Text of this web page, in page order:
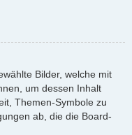
Bilder, welche mit
um dessen Inhalt
Themen-Symbole zu
ab, die die Board-